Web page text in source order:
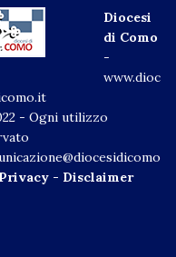
Diocesi
di Como
-
www.dioc
- Ogni utilizzo
Privacy - Disclaimer